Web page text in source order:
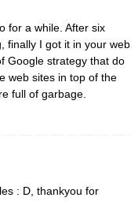
for a while. After six
finally I got it in your web
Google strategy that do
web sites in top of the
full of garbage.
: D, thankyou for